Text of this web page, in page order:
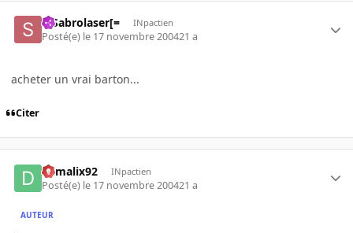
=]Sabrolaser[= INpactien
Posté(e) le 17 novembre 200421 a
acheter un vrai barton...
Citer
damalix92 INpactien
Posté(e) le 17 novembre 200421 a
AUTEUR